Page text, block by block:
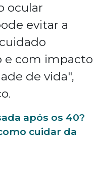
ocular
evitar a
e com impacto
de vida",
após os 40?
cuidar da